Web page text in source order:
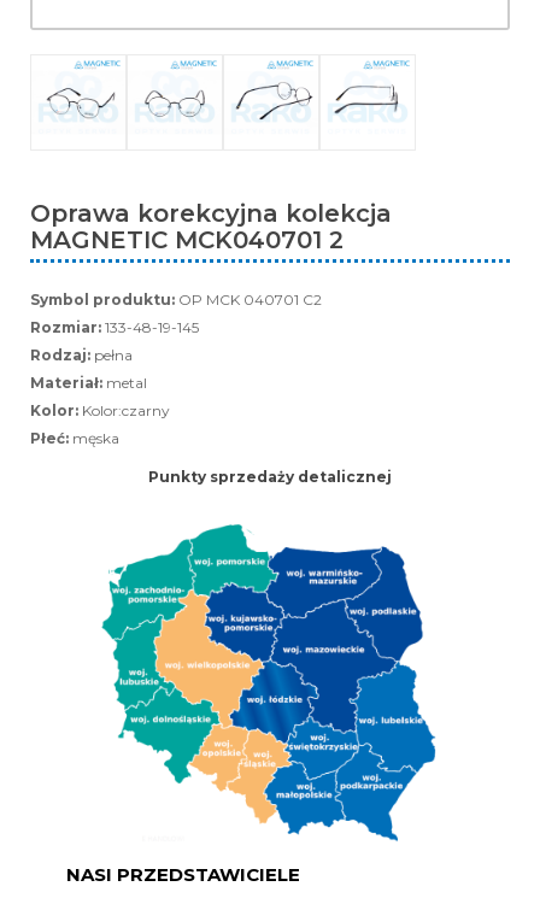
Oprawa korekcyjna kolekcja
MAGNETIC MCK040701 2
Symbol produktu: OP MCK 040701 C2
Rozmiar: 133-48-19-145
Rodzaj: pełna
Materiał: metal
Kolor: Kolor:czarny
Płeć: męska
Punkty sprzedaży detalicznej
NASI PRZEDSTAWICIELE